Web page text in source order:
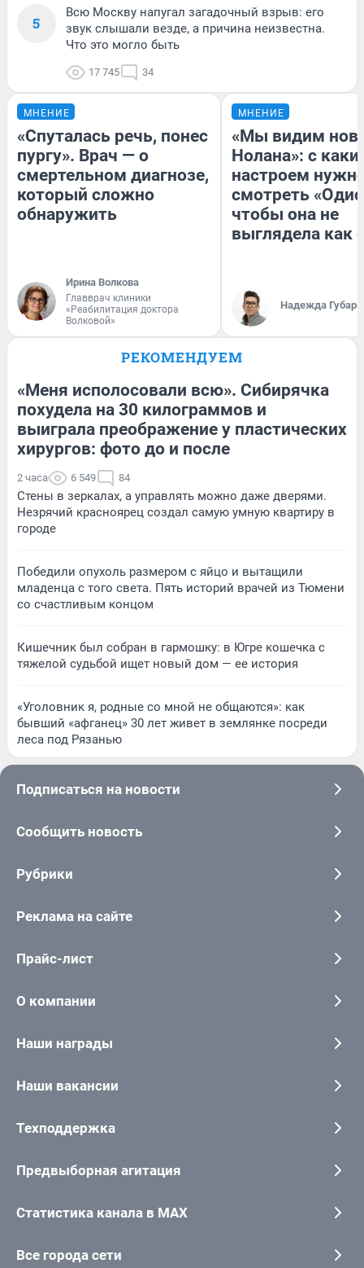
5
Всю Москву напугал загадочный взрыв: его
звук слышали везде, а причина неизвестна.
Что это могло быть
17 745 34
МНЕНИЕ
«Спуталась речь, понес
пургу». Врач — о
смертельном диагнозе,
который сложно
обнаружить
Ирина Волкова
Главврач клиники
«Реабилитация доктора
Волковой»
МНЕНИЕ
«Мы видим
Нолана»: с
настроем
смотреть
чтобы она не
выглядела как
Надежда Губарь
РЕКОМЕНДУЕМ
«Меня исполосовали всю». Сибирячка
похудела на 30 килограммов и
выиграла преображение у пластических
хирургов: фото до и после
2 часа 6 549 84
Стены в зеркалах, а управлять можно даже дверями.
Незрячий красноярец создал самую умную квартиру в
городе
Победили опухоль размером с яйцо и вытащили
младенца с того света. Пять историй врачей из Тюмени
со счастливым концом
Кишечник был собран в гармошку: в Югре кошечка с
тяжелой судьбой ищет новый дом — ее история
«Уголовник я, родные со мной не общаются»: как
бывший «афганец» 30 лет живет в землянке посреди
леса под Рязанью
Подписаться на новости
Сообщить новость
Рубрики
Реклама на сайте
Прайс-лист
О компании
Наши награды
Наши вакансии
Техподдержка
Предвыборная агитация
Статистика канала в MAX
Все города сети